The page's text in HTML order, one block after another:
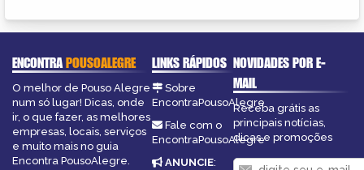
ENCONTRAPOUSOALEGRE
O melhor de Pouso Alegre
num só lugar! Dicas, onde
ir, o que fazer, as melhores
empresas, locais, serviços
e muito mais no guia
Encontra PousoAlegre.
LINKS RÁPIDOS
Sobre
EncontraPousoAlegre
Fale com o
EncontraPousoAlegre
ANUNCIE:
NOVIDADES POR E-
MAIL
Receba grátis as
principais notícias,
dicas e promoções